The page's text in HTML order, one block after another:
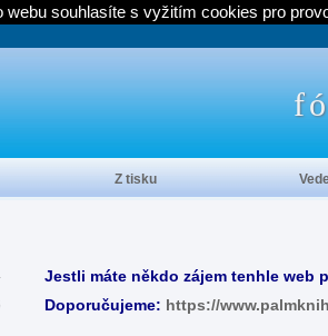
Jestli máte někdo zájem tenhle web
Doporučujeme: https://
Z tisku
webu souhlasíte s vyžitím cookies pro